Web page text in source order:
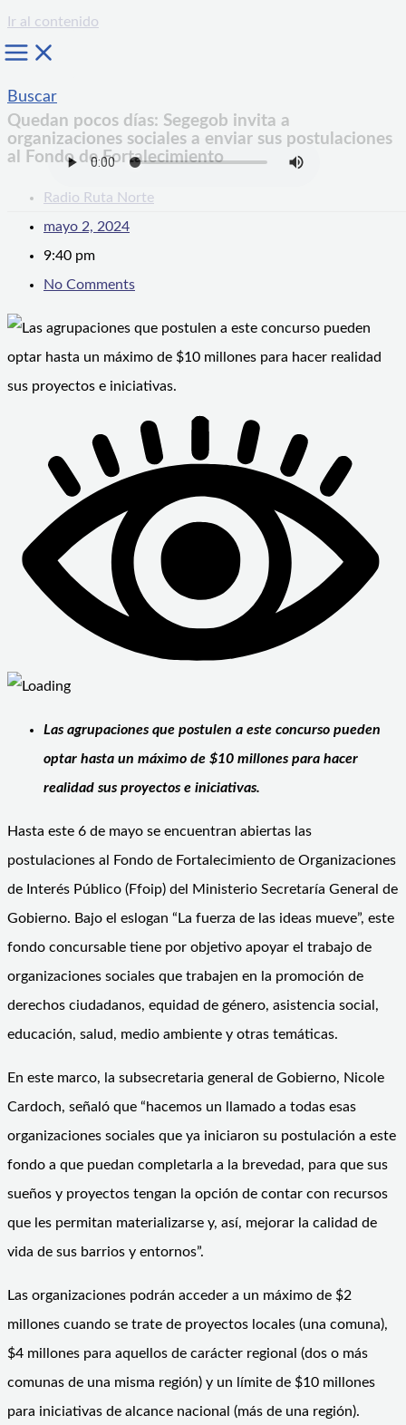
Ir al contenido
Buscar
Quedan pocos días: Segegob invita a
organizaciones sociales a enviar sus postulaciones
al Fondo de Fortalecimiento
Radio Ruta Norte
mayo 2, 2024
9:40 pm
No Comments
Las agrupaciones que postulen a este concurso pueden
optar hasta un máximo de $10 millones para hacer
realidad sus proyectos e iniciativas.
Hasta este 6 de mayo se encuentran abiertas las
postulaciones al Fondo de Fortalecimiento de Organizaciones
de Interés Público (Ffoip) del Ministerio Secretaría General de
Gobierno. Bajo el eslogan “La fuerza de las ideas mueve”, este
fondo concursable tiene por objetivo apoyar el trabajo de
organizaciones sociales que trabajen en la promoción de
derechos ciudadanos, equidad de género, asistencia social,
educación, salud, medio ambiente y otras temáticas.
En este marco, la subsecretaria general de Gobierno, Nicole
Cardoch, señaló que “hacemos un llamado a todas esas
organizaciones sociales que ya iniciaron su postulación a este
fondo a que puedan completarla a la brevedad, para que sus
sueños y proyectos tengan la opción de contar con recursos
que les permitan materializarse y, así, mejorar la calidad de
vida de sus barrios y entornos”.
Las organizaciones podrán acceder a un máximo de $2
millones cuando se trate de proyectos locales (una comuna),
$4 millones para aquellos de carácter regional (dos o más
comunas de una misma región) y un límite de $10 millones
para iniciativas de alcance nacional (más de una región).